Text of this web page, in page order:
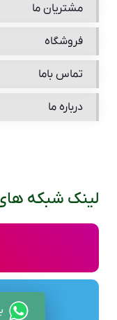
مشتریان ما
فروشگاه
تماس باما
درباره ما
لینک شبکه